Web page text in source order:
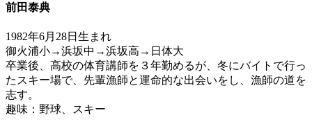
前田泰典
1982年6月28日生まれ
御火浦小→浜坂中→浜坂高→日体大
卒業後、高校の体育講師を３年勤めるが、冬にバイトで行っ
たスキー場で、先輩漁師と運命的な出会いをし、漁師の道を
志す。
趣味：野球、スキー